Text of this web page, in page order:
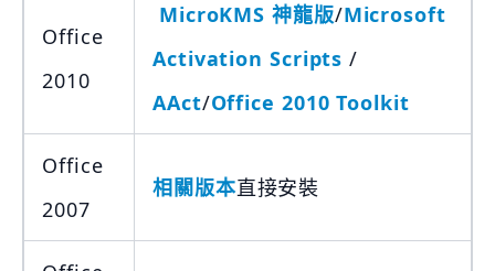
Office
2010
MicroKMS 神龍版/Microsoft
Activation Scripts /
AAct/Office 2010 Toolkit
Office
2007
相關版本直接安裝